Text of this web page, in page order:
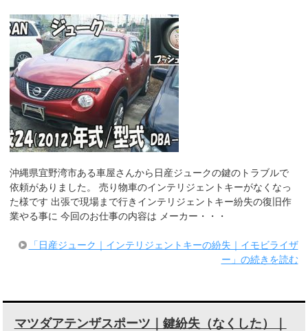
沖縄県宜野湾市ある車屋さんから日産ジュークの鍵のトラブルで
依頼がありました。 売り物車のインテリジェントキーがなくなっ
た様です 出張で現場まで行きインテリジェントキー紛失の復旧作
業やる事に 今回のお仕事の内容は メーカー・・・
「日産ジューク｜インテリジェントキーの紛失｜イモビライザ
ー」の続きを読む
マツダアテンザスポーツ｜鍵紛失（なくした）｜